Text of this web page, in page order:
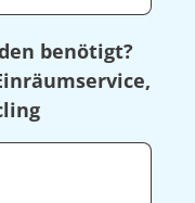
benötigt?